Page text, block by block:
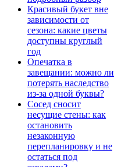
Красивый букет вне
зависимости от
сезона: какие цветы
доступны круглый
год
Опечатка в
завещании: можно ли
потерять наследство
из-за одной буквы?
Сосед сносит
несущие стены: как
остановить
незаконную
перепланировку и не
остаться под